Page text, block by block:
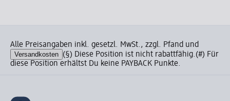
Alle Preisangaben inkl. gesetzl. MwSt., zzgl. Pfand und
Versandkosten (§) Diese Position ist nicht rabattfähig.(#) Für
diese Position erhältst Du keine PAYBACK Punkte.